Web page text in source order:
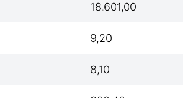
18.601,00
9,20
8,10